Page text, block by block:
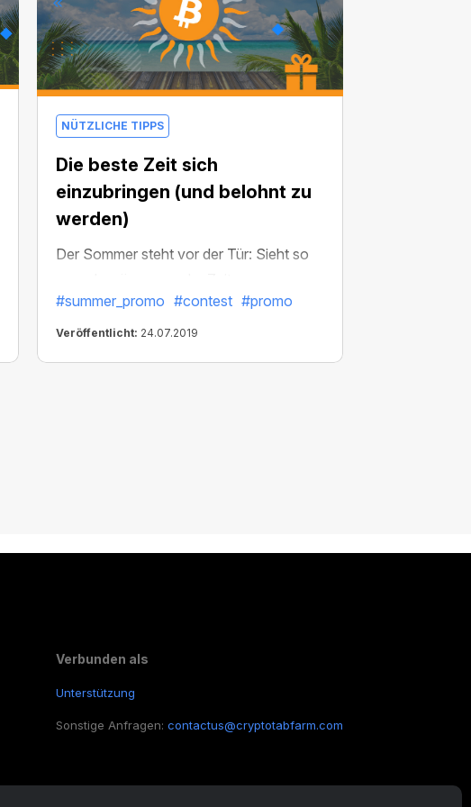
NÜTZLICHE TIPPS
Die beste Zeit sich
einzubringen (und belohnt zu
werden)
Der Sommer steht vor der Tür: Sieht so
jährliche Promo-Aktion zu beginnen!
Dieses Jahr ist die Promo mit einem
#summer_promo #contest #promo
Veröffentlicht: 24.07.2019
Verbunden als
Unterstützung
Sonstige Anfragen: contactus@cryptotabfarm.com